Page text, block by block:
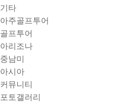
기타
아주골프투어
골프투어
아리조나
중남미
아시아
커뮤니티
포토갤러리